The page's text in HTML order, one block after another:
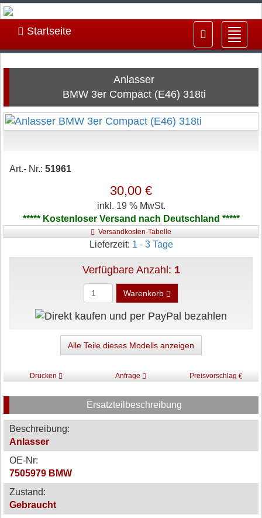
ein-/
Startseite
Anlasser
BMW 3er Compact (E46) 318ti
Art.- Nr.: 51961
30,00 €
inkl. 19 % MwSt.
***** Kostenloser Versand nach Deutschland *****
Versandkosten-Tabelle
Lieferzeit: 1 - 3 Tage
Verfügbare Anzahl: 1
Warenkorb
Alle Teile dieses Modells anzeigen
Drucken Anfrage Preisvorschlag
Ersatzteilbeschreibung
Beschreibung:
Anlasser
OE-Nr:
7505979 BMW
Zustand:
Gebraucht